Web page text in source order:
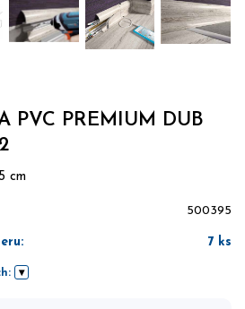
PVC PREMIUM DUB
cm
500395
: 7ks